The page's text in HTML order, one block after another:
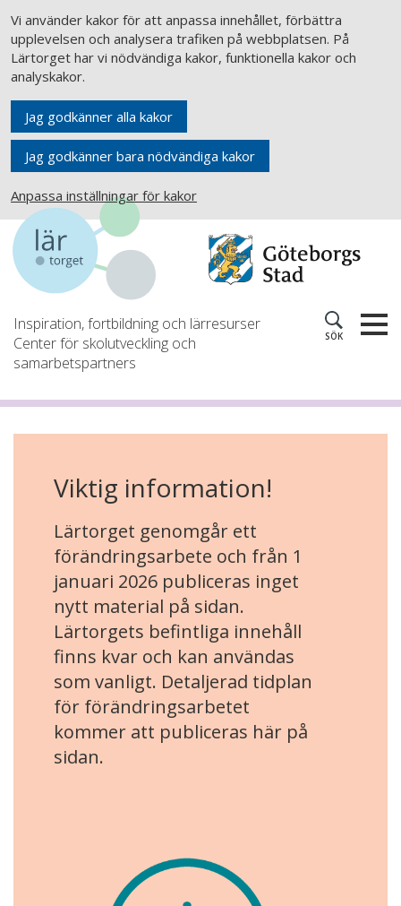
Vi använder kakor för att anpassa innehållet, förbättra
upplevelsen och analysera trafiken på webbplatsen. På
Lärtorget har vi nödvändiga kakor, funktionella kakor och
analyskakor.
Jag godkänner alla kakor
Jag godkänner bara nödvändiga kakor
Anpassa inställningar för kakor
Inspiration, fortbildning och lärresurser
Center för skolutveckling och
samarbetspartners
SÖK
Viktig information!
Lärtorget genomgår ett
förändringsarbete och från 1
januari 2026 publiceras inget
nytt material på sidan.
Lärtorgets befintliga innehåll
finns kvar och kan användas
som vanligt. Detaljerad tidplan
för förändringsarbetet
kommer att publiceras här på
sidan.